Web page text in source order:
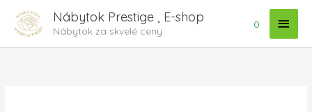
obsah
Nábytok Prestige , E-shop
Nábytok za skvelé ceny
Menu
0